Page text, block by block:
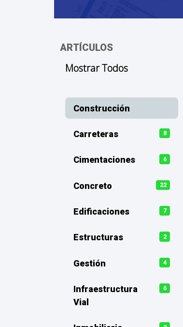
ARTÍCULOS
Mostrar Todos
Construcción
Carreteras 8
Cimentaciones 6
Concreto 22
Edificaciones 7
Estructuras 2
Gestión 4
Infraestructura
Vial
6